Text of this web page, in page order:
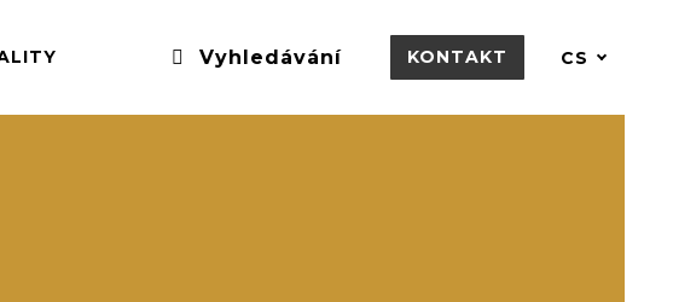
Vyhledávání KONTAKT CS